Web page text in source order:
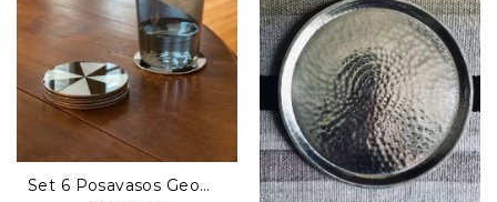
Set 6 Posavasos Geométrico Redondo Plate...